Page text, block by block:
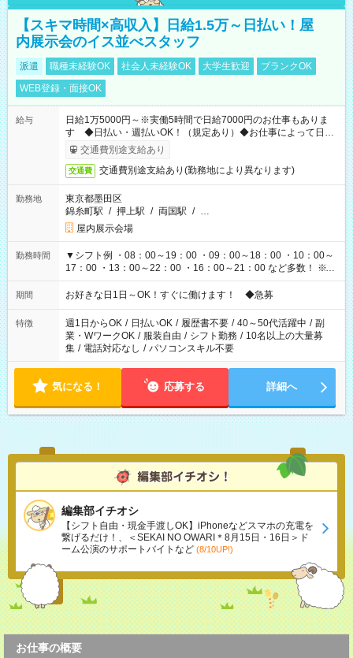
【スキマ時間×高収入】日給1.5万～日払い！屋
内展示会のイス並べスタッフ
派遣 職種未経験OK 社会人未経験OK 大学生歓迎
ブランクOK
WEB登録・面接OK
給与
日給1万5000円～※実働5時間で日給7000円のお仕事もありま
す ◆日払い・週払いOK！（規定あり）◆お仕事によって日給
も異なります
交通費別途支給あり
交通費 交通費別途支給あり(勤務地により異なります)
勤務地
東京都墨田区
錦糸町駅 / 押上駅 / 両国駅 / …
屋内展示会場
勤務時間
▼シフト例 ・08：00～19：00 ・09：00～18：00 ・10：00～
17：00 ・13：00～22：00 ・16：00～21：00 など多数！ ※お
仕事により勤務時間が異なります
期間 お好きな日1日～OK！すぐに働けます！ ◆急募
特徴 週1日からOK / 日払いOK / 履歴書不要 / 40～50代活躍中 / 副
業・WワークOK / 服装自由 / シフト勤務 / 10名以上の大量募
集 / 電話対応なし / パソコンスキル不要
気になる！ 応募する 詳細へ
編集部イチオシ
【シフト自由・現金手渡しOK】iPhoneなどスマホの充電を
繋げるだけ！、＜SEKAI NO OWARI＊8月15日・16日＞ド
ーム公演のサポートバイトなど (8/10UP!)
お仕事の概要